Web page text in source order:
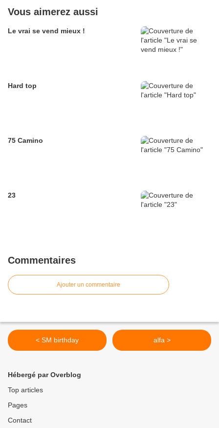
Vous aimerez aussi
Le vrai se vend mieux !
Hard top
75 Camino
23
Commentaires
Ajouter un commentaire
< SM birthday alfa >
Hébergé par Overblog
Top articles
Pages
Contact